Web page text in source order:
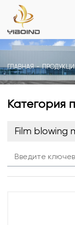
ГЛАВНАЯ
Категория
Film blowing